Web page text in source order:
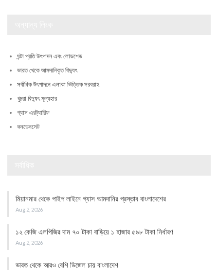
ঘন্টা প্রতি উৎপাদন এবং লোডশেড
ভারত থেকে আমদানিকৃত বিদ্যুৎ
সর্বাধিক উৎপাদনে এলাকা ভিত্তিক সরবরাহ
খুচরা বিদ্যুৎ মূল্যহার
গ্যাস এরট্যারিফ
কনডেনসেট
মিয়ানমার থেকে পাইপ লাইনে গ্যাস আমদানির প্রস্তাব বাংলাদেশের
Aug 2, 2026
১২ কেজি এলপিজির দাম ৭০ টাকা বাড়িয়ে ১ হাজার ৫৯৮ টাকা নির্ধারণ
Aug 2, 2026
ভারত থেকে আরও বেশি ডিজেল চায় বাংলাদেশ